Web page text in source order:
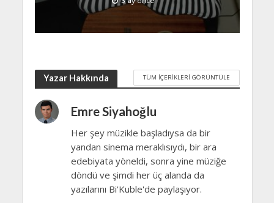
Yazar Hakkında TÜM İÇERIKLERI GÖRÜNTÜLE
Emre Siyahoğlu
Her şey müzikle başladıysa da bir
yandan sinema meraklısıydı, bir ara
edebiyata yöneldi, sonra yine müziğe
döndü ve şimdi her üç alanda da
yazılarını Bi'Kuble'de paylaşıyor.